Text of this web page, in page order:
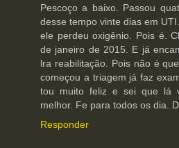
Pescoço a baixo. Passou
desse tempo vinte dias em
ele perdeu oxigênio. Pois é.
de janeiro de 2015. E já
lra reabilitação. Pois não é
começou a triagem já faz
tou muito feliz e sei que lá
melhor. Fe para todos os dia.
Responder